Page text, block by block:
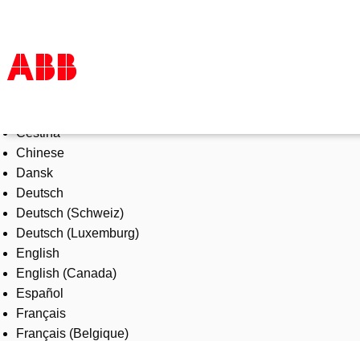
Products & Solutions
Industries
Services
About us
Where to buy
Contact us
Careers
Čeština
Chinese
Dansk
Deutsch
Deutsch (Schweiz)
Deutsch (Luxemburg)
English
English (Canada)
Español
Français
Français (Belgique)